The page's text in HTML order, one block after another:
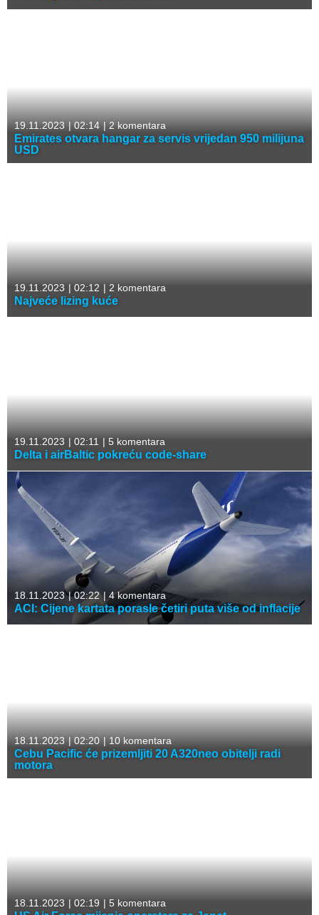
19.11.2023 |02:14 |2 komentara
Emirates otvara hangar za servis vrijedan 950 milijuna
USD
19.11.2023 | 02:12 | 2 komentara
Najveće lizing kuće
19.11.2023 | 02:11 | 5 komentara
Delta i airBaltic pokreću code-share
18.11.2023 |02:22 | 4 komentara
ACI: Cijene kartata porasle četiri puta više od inflacije
18.11.2023 |02:20 |10 komentara
Cebu Pacific će prizemljiti 20 A320neo obitelji radi
motora
18.11.2023 | 02:19 | 5 komentara